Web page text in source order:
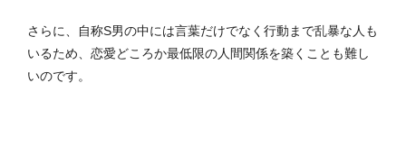
さらに、自称S男の中には言葉だけでなく行動まで乱暴な人も
いるため、恋愛どころか最低限の人間関係を築くことも難し
いのです。